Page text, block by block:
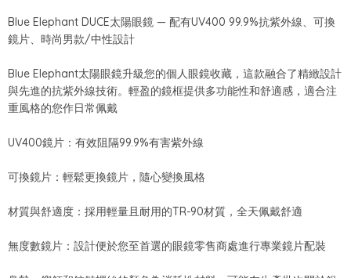
Blue Elephant DUCE太陽眼鏡 — 配有UV400 99.9%抗紫外線、可換
鏡片、時尚男款/中性設計
Blue Elephant太陽眼鏡升級您的個人眼鏡收藏，這款融合了精緻設計
與先進的抗紫外線技術。輕盈的鏡框提供多功能性和舒適感，適合注
重風格的您作日常佩戴
UV400鏡片：有效阻隔99.9%有害紫外線
可換鏡片：輕鬆更換鏡片，隨心變換風格
材質與舒適度：採用輕量且耐用的TR-90材質，全天佩戴舒適
無度數鏡片：設計便於您至首選的眼鏡零售商處進行專業鏡片配裝